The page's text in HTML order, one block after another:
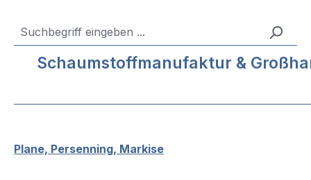
Service-Hotline:04193 – 80 515 10
Schaumstoffmanufaktur &
Plane, Persenning, Markise